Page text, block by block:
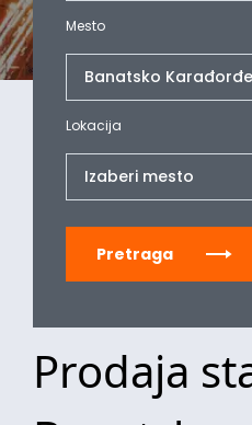
Mesto
Lokacija
Izaberi mesto
Pretraga
Prodaja